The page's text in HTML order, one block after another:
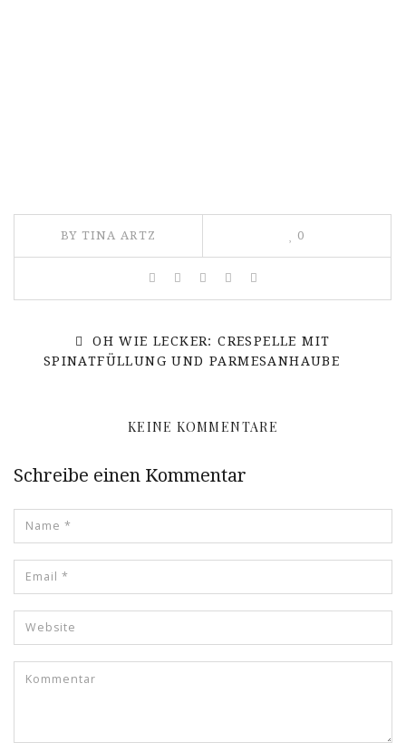
BY TINA ARTZ 0
OH WIE LECKER: CRESPELLE MIT
SPINATFÜLLUNG UND PARMESANHAUBE
KEINE KOMMENTARE
Schreibe einen Kommentar